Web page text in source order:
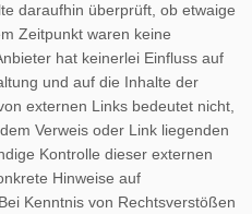
daraufhin überprüft, ob etwaige
Zeitpunkt waren keine
hat keinerlei Einfluss auf
und auf die Inhalte der
externen Links bedeutet nicht,
Verweis oder Link liegenden
Kontrolle dieser externen
Hinweise auf
Kenntnis von Rechtsverstößen